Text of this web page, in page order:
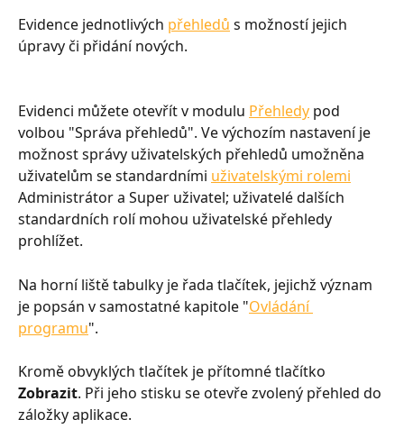
Evidence jednotlivých přehledů s možností jejich
úpravy či přidání nových.
Evidenci můžete otevřít v modulu Přehledy pod
volbou "Správa přehledů". Ve výchozím nastavení je
možnost správy uživatelských přehledů umožněna
uživatelům se standardními uživatelskými rolemi
Administrátor a Super uživatel; uživatelé dalších
standardních rolí mohou uživatelské přehledy
prohlížet.
Na horní liště tabulky je řada tlačítek, jejichž význam
je popsán v samostatné kapitole "Ovládání
programu".
Kromě obvyklých tlačítek je přítomné tlačítko
Zobrazit. Při jeho stisku se otevře zvolený přehled do
záložky aplikace.